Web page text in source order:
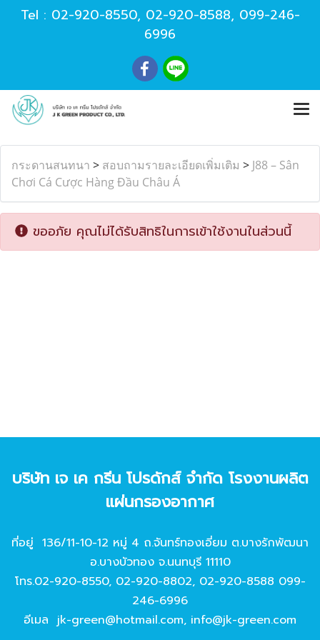
Tel : 02-920-8550, 02-920-8588, 099-246-
6996
กระดานสนทนา > สอบถามรายละเอียดเพิ่มเติม > J88 – Sân
Chơi Cá Cược Hàng Đầu Châu Á
ขออภัย คุณไม่ได้รับสิทธิในการเข้าใช้งานในส่วนนี้
บริษัท เจ เค กรีน โปรดักส์ จํากัด โรงงานผลิต
แผ่นกรองอากาศ
ที่อยู่ 136/11-10-12 หมู่ 4 ถ.จันทร์ทองเอี่ยม ต.บางรักพัฒนา
อ.บางบัวทอง จ.นนทบุรี 11110
โทร.02-920-8550, 02-920-8802, 02-920-8588 099-
246-6996
อีเมล jk-green@hotmail.com, info@jk-green.com